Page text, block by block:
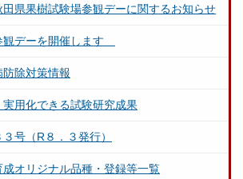
県果樹試験場参観デーに関するお知らせ
観デーを開催します
防除対策情報
用化できる試験研究成果
号（R８．３発行）
成オリジナル品種・登録等一覧